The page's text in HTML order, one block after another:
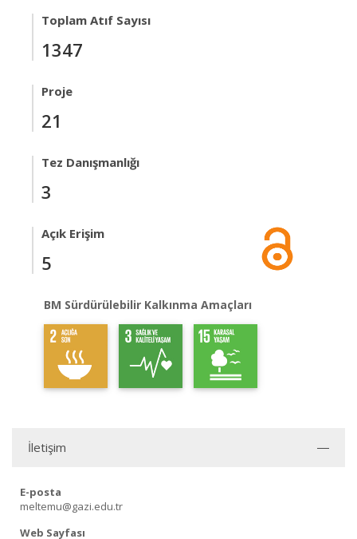
Toplam Atıf Sayısı
1347
Proje
21
Tez Danışmanlığı
3
Açık Erişim
5
BM Sürdürülebilir Kalkınma Amaçları
İletişim
E-posta
meltemu@gazi.edu.tr
Web Sayfası